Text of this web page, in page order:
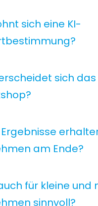
sich eine KI-
sich
am Ende?
für kleine und
sinnvoll?